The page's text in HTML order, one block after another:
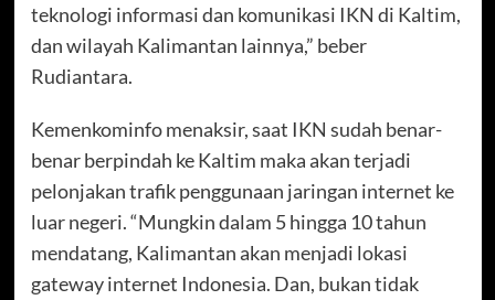
teknologi informasi dan komunikasi IKN di Kaltim,
dan wilayah Kalimantan lainnya,” beber
Rudiantara.
Kemenkominfo menaksir, saat IKN sudah benar-
benar berpindah ke Kaltim maka akan terjadi
pelonjakan trafik penggunaan jaringan internet ke
luar negeri. “Mungkin dalam 5 hingga 10 tahun
mendatang, Kalimantan akan menjadi lokasi
gateway internet Indonesia. Dan, bukan tidak